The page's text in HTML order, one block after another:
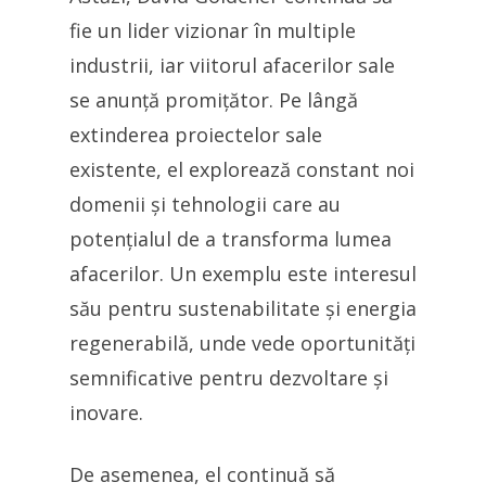
fie un lider vizionar în multiple
industrii, iar viitorul afacerilor sale
se anunță promițător. Pe lângă
extinderea proiectelor sale
existente, el explorează constant noi
domenii și tehnologii care au
potențialul de a transforma lumea
afacerilor. Un exemplu este interesul
său pentru sustenabilitate și energia
regenerabilă, unde vede oportunități
semnificative pentru dezvoltare și
inovare.
De asemenea, el continuă să